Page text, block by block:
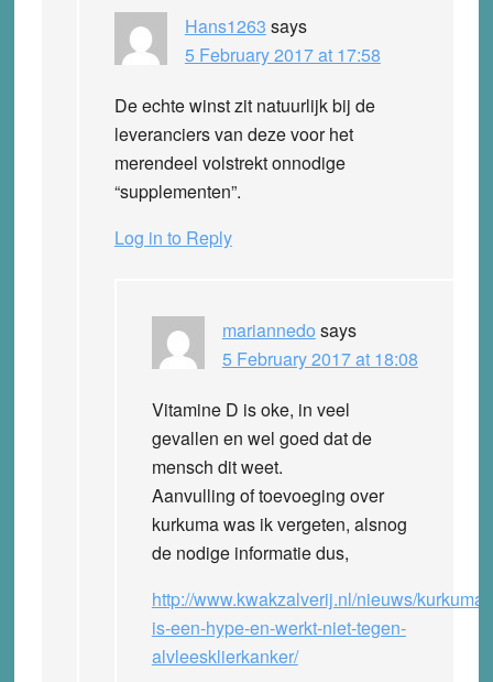
Hans1263 says
5 February 2017 at 17:58
De echte winst zit natuurlijk bij de
leveranciers van deze voor het
merendeel volstrekt onnodige
“supplementen”.
Log in to Reply
mariannedo says
5 February 2017 at 18:08
Vitamine D is oke, in veel
gevallen en wel goed dat de
mensch dit weet.
Aanvulling of toevoeging over
kurkuma was ik vergeten, alsnog
de nodige informatie dus,
http://www.kwakzalverij.nl/nieuws/kurkuma-
is-een-hype-en-werkt-niet-tegen-
alvleesklierkanker/